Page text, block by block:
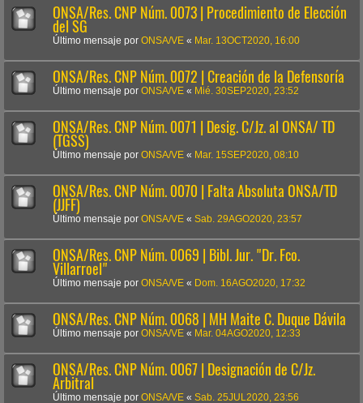
ONSA/Res. CNP Núm. 0073 | Procedimiento de Elección
del SG
Último mensaje por ONSA/VE « Mar. 13OCT2020, 16:00
ONSA/Res. CNP Núm. 0072 | Creación de la Defensoría
Último mensaje por ONSA/VE « Mié. 30SEP2020, 23:52
ONSA/Res. CNP Núm. 0071 | Desig. C/Jz. al ONSA/ TD
(TGSS)
Último mensaje por ONSA/VE « Mar. 15SEP2020, 08:10
ONSA/Res. CNP Núm. 0070 | Falta Absoluta ONSA/TD
(JJFF)
Último mensaje por ONSA/VE « Sab. 29AGO2020, 23:57
ONSA/Res. CNP Núm. 0069 | Bibl. Jur. "Dr. Fco.
Villarroel"
Último mensaje por ONSA/VE « Dom. 16AGO2020, 17:32
ONSA/Res. CNP Núm. 0068 | MH Maite C. Duque Dávila
Último mensaje por ONSA/VE « Mar. 04AGO2020, 12:33
ONSA/Res. CNP Núm. 0067 | Designación de C/Jz.
Arbitral
Último mensaje por ONSA/VE « Sab. 25JUL2020, 23:56